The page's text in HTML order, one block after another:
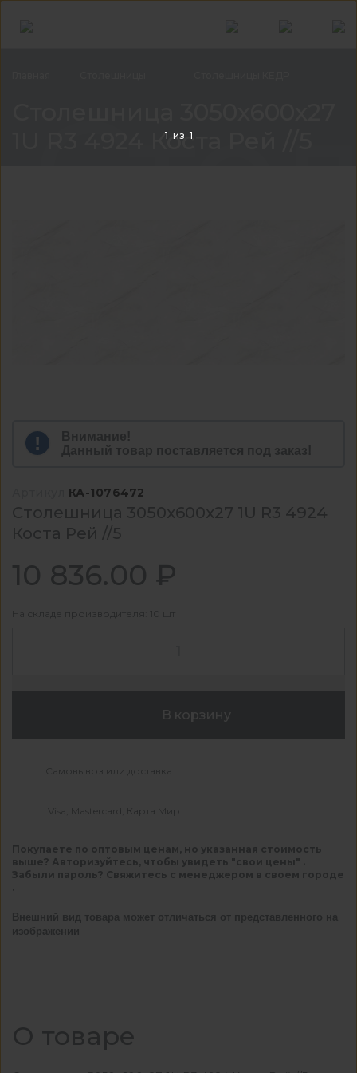
1U R3 4924 Коста Рей //5
Внимание!
Данный товар поставляется под заказ!
КА-1076472
Столешница 3050x600x27 1U R3 4924
Коста Рей //5
10 836.00 ₽
На складе производителя: 10 шт
В корзину
Самовывоз или доставка
Visa, Mastercard, Карта Мир
Покупаете по оптовым ценам, но указанная стоимость
выше? Авторизуйтесь, чтобы увидеть "свои цены" .
Забыли пароль? Свяжитесь с менеджером в своем городе
Внешний вид товара может отличаться от представленного на
изображении
О товаре
1 из 1